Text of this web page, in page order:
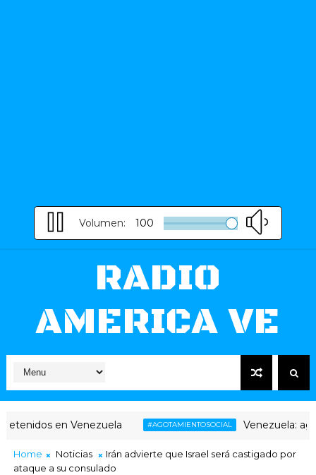
Volumen: 100
RADIO
AMERICA VE
en Venezuela #AGOTAMIENTOSOCIAL Venezuela:
Home Noticias
Irán advierte que Israel será castigado por
ataque a su consulado